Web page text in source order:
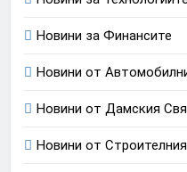
Новини за Финансите
Новини от
Новини от Дамския
Новини от